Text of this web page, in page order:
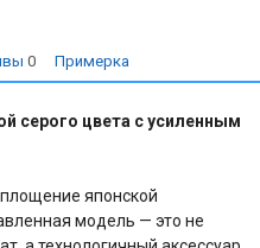
серого цвета с усиленным
японской
модель — это не
0 Примерка